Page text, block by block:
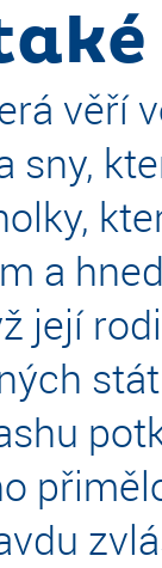
věří
sny,
a
její